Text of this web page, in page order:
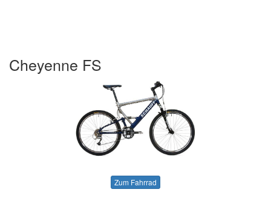
Cheyenne FS
Zum Fahrrad